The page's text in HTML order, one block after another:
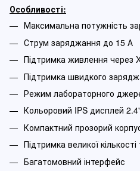
Особливості:
Максимальна потужність
Струм заряджання до 15 А
Підтримка живлення через
Підтримка швидкого
Режим лабораторного
Кольоровий IPS дисплей
Компактний прозорий
Підтримка великої
Багатомовний інтерфейс